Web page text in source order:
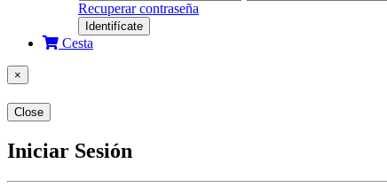
Recuperar contraseña
Identifícate
Cesta
×
Close
Iniciar Sesión